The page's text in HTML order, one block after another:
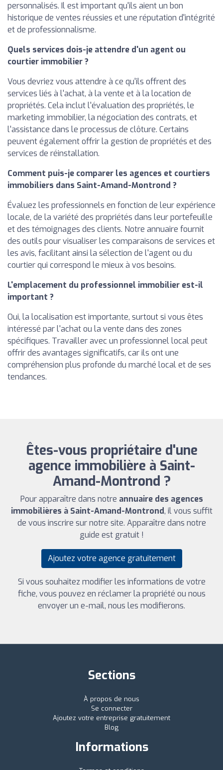
personnalisés. Il est important qu'ils aient un bon
historique de ventes réussies et une réputation d'intégrité
et de professionnalisme.
Quels services dois-je attendre d'un agent ou
courtier immobilier ?
Vous devriez vous attendre à ce qu'ils offrent des
services liés à l'achat, à la vente et à la location de
propriétés. Cela inclut l'évaluation des propriétés, le
marketing immobilier, la négociation des contrats, et
l'assistance dans le processus de clôture. Certains
peuvent également offrir la gestion de propriétés et des
services de réinstallation.
Comment puis-je comparer les agences et courtiers
immobiliers dans Saint-Amand-Montrond ?
Évaluez les professionnels en fonction de leur expérience
locale, de la variété des propriétés dans leur portefeuille
et des témoignages des clients. Notre annuaire fournit
des outils pour visualiser les comparaisons de services et
les avis, facilitant ainsi la sélection de l'agent ou du
courtier qui correspond le mieux à vos besoins.
L'emplacement du professionnel immobilier est-il
important ?
Oui, la localisation est importante, surtout si vous êtes
intéressé par l'achat ou la vente dans des zones
spécifiques. Travailler avec un professionnel local peut
offrir des avantages significatifs, car ils ont une
compréhension plus profonde du marché local et de ses
tendances.
Êtes-vous propriétaire d'une
agence immobilière à Saint-
Amand-Montrond ?
Pour apparaître dans notre annuaire des agences
immobilières à Saint-Amand-Montrond, il vous suffit
de vous inscrire sur notre site. Apparaître dans notre
guide est gratuit !
Ajoutez votre agence gratuitement
Si vous souhaitez modifier les informations de votre
fiche, vous pouvez en réclamer la propriété ou nous
envoyer un e-mail, nous les modifierons.
Sections
À propos de nous
Se connecter
Ajoutez votre entreprise gratuitement
Blog
Informations